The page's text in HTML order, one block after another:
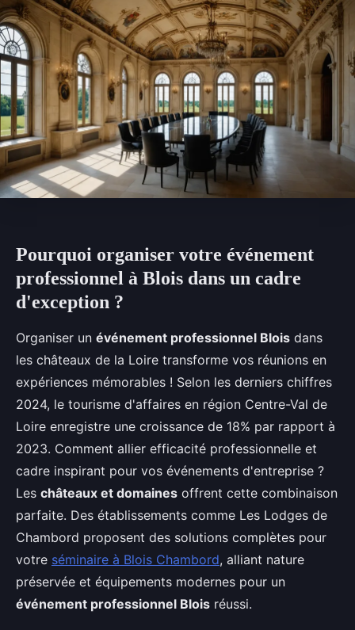
Pourquoi organiser votre événement
professionnel à Blois dans un cadre
d'exception ?
Organiser un événement professionnel Blois dans
les châteaux de la Loire transforme vos réunions en
expériences mémorables ! Selon les derniers chiffres
2024, le tourisme d'affaires en région Centre-Val de
Loire enregistre une croissance de 18% par rapport à
2023. Comment allier efficacité professionnelle et
cadre inspirant pour vos événements d'entreprise ?
Les châteaux et domaines offrent cette combinaison
parfaite. Des établissements comme Les Lodges de
Chambord proposent des solutions complètes pour
votre séminaire à Blois Chambord, alliant nature
préservée et équipements modernes pour un
événement professionnel Blois réussi.